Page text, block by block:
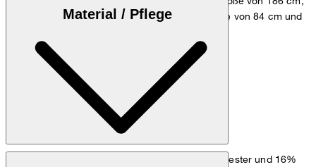
einem Brustumfang von 98 cm, einer Taillenweite von 84 cm und
Größentabelle
Material / Pflege
: Qualität aus 67% Wolle, 17% Polyester und 16%